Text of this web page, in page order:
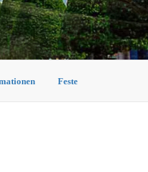
Feste